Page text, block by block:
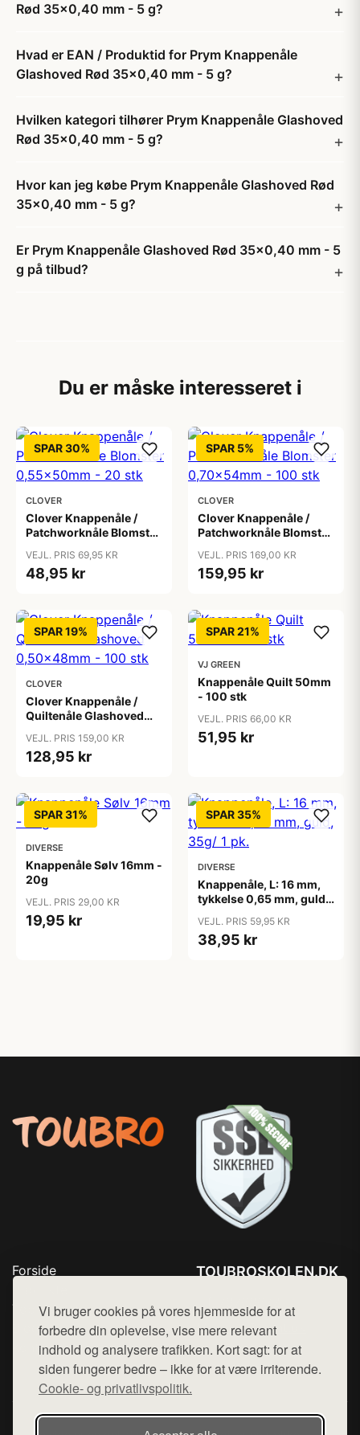
Vi bruger cookies på vores hjemmeside for at
forbedre din oplevelse, vise mere relevant
indhold og analysere trafikken. Kort sagt: for at
siden fungerer bedre – ikke for at være irriterende.
Cookie- og privatlivspolitik.
Rød 35x0,40 mm - 5 g?
Hvad er EAN / Produktid for Prym Knappenåle
Glashoved Rød 35x0,40 mm - 5 g?
Hvilken kategori tilhører Prym Knappenåle Glashoved
Rød 35x0,40 mm - 5 g?
Hvor kan jeg købe Prym Knappenåle Glashoved Rød
35x0,40 mm - 5 g?
Er Prym Knappenåle Glashoved Rød 35x0,40 mm - 5
g på tilbud?
Du er måske interesseret i
SPAR 30%
CLOVER
Clover Knappenåle /
Patchworknåle Blomster
VEJL. PRIS 69,95 KR
48,95 kr
SPAR 5%
CLOVER
Clover Knappenåle /
Patchworknåle Blomster
VEJL. PRIS 169,00 KR
159,95 kr
SPAR 19%
CLOVER
Clover Knappenåle /
Quiltenåle Glashoved
VEJL. PRIS 159,00 KR
128,95 kr
SPAR 21%
VJ GREEN
Knappenåle Quilt 50mm
- 100 stk
VEJL. PRIS 66,00 KR
51,95 kr
SPAR 31%
DIVERSE
Knappenåle Sølv 16mm -
20g
VEJL. PRIS 29,00 KR
19,95 kr
SPAR 35%
DIVERSE
Knappenåle, L: 16 mm,
tykkelse 0,65 mm, guld,
VEJL. PRIS 59,95 KR
38,95 kr
Forside
Top Rabatter
Blog
Kontakt
TOUBROSKOLEN.DK
Mail: hej@want.dk
Cookie- og privatlivspolitik